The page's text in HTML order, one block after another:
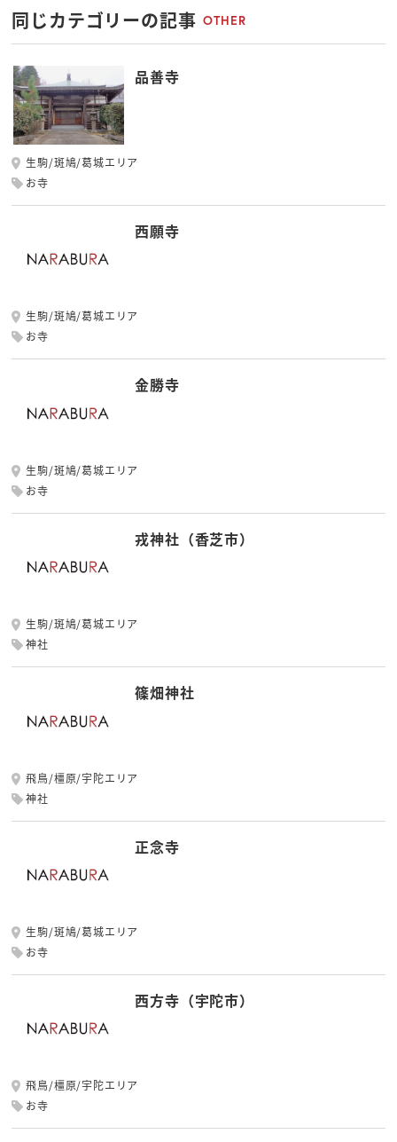
同じカテゴリーの記事 OTHER
品善寺
生駒/斑鳩/葛城エリア
お寺
西願寺
生駒/斑鳩/葛城エリア
お寺
金勝寺
生駒/斑鳩/葛城エリア
お寺
戎神社（香芝市）
生駒/斑鳩/葛城エリア
神社
篠畑神社
飛鳥/橿原/宇陀エリア
神社
正念寺
生駒/斑鳩/葛城エリア
お寺
西方寺（宇陀市）
飛鳥/橿原/宇陀エリア
お寺